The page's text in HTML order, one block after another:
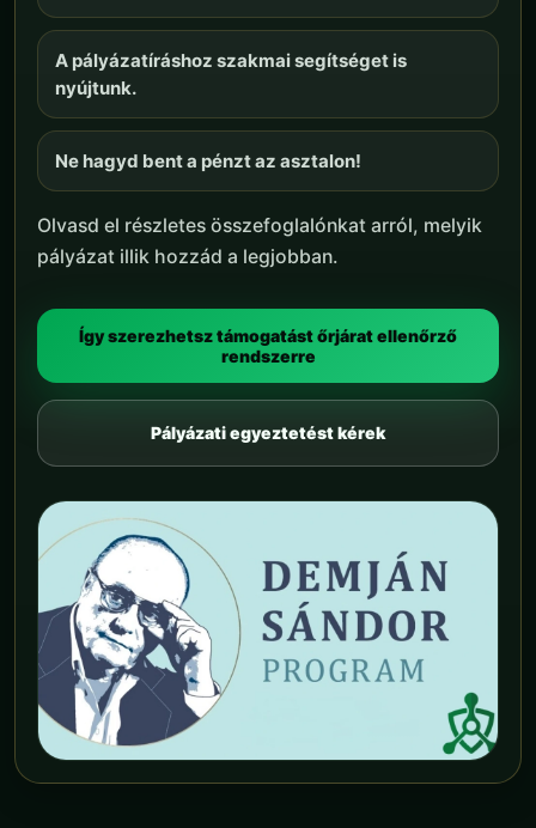
A pályázatíráshoz szakmai segítséget is
nyújtunk.
Ne hagyd bent a pénzt az asztalon!
Olvasd el részletes összefoglalónkat arról, melyik
pályázat illik hozzád a legjobban.
Így szerezhetsz támogatást őrjárat ellenőrző
rendszerre
Pályázati egyeztetést kérek